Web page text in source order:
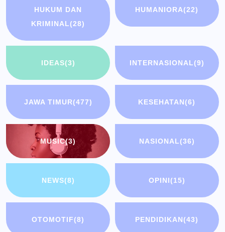
HUKUM DAN
KRIMINAL(28)
HUMANIORA(22)
IDEAS(3) INTERNASIONAL(9)
JAWA TIMUR(477) KESEHATAN(6)
MUSIC(3) NASIONAL(36)
NEWS(8) OPINI(15)
OTOMOTIF(8) PENDIDIKAN(43)